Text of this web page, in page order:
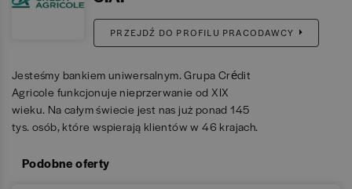
PRZEJDŹ DO PROFILU PRACODAWCY
Jesteśmy bankiem uniwersalnym. Grupa Crédit
Agricole funkcjonuje nieprzerwanie od XIX
wieku. Na całym świecie jest nas już ponad 145
tys. osób, które wspierają klientów w 46 krajach.
Podobne oferty